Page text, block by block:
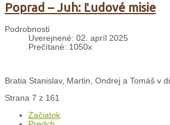
Poprad – Juh: Ľudové misie
Podrobnosti
Uverejnené: 02. apríl 2025
Prečítané: 1050x
Bratia Stanislav, Martin, Ondrej a Tomáš v
Strana 7 z 161
Začiatok